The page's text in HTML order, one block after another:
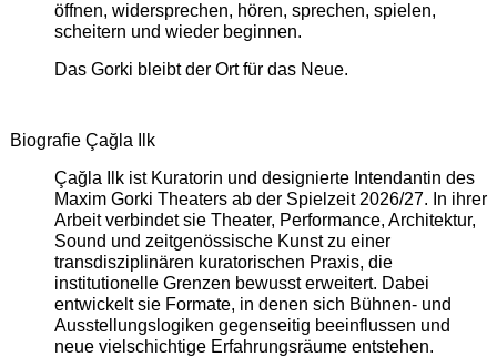
öffnen, widersprechen, hören, sprechen, spielen,
scheitern und wieder beginnen.
Das Gorki bleibt der Ort für das Neue.
Biografie Çağla Ilk
Çağla Ilk ist Kuratorin und designierte Intendantin des
Maxim Gorki Theaters ab der Spielzeit 2026/27. In ihrer
Arbeit verbindet sie Theater, Performance, Architektur,
Sound und zeitgenössische Kunst zu einer
transdisziplinären kuratorischen Praxis, die
institutionelle Grenzen bewusst erweitert. Dabei
entwickelt sie Formate, in denen sich Bühnen- und
Ausstellungslogiken gegenseitig beeinflussen und
neue vielschichtige Erfahrungsräume entstehen.